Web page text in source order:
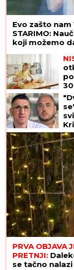
Evo zašto nam
STARIMO:
koji možemo
PRVA OBJAVA
PRETNJI:
se tačno